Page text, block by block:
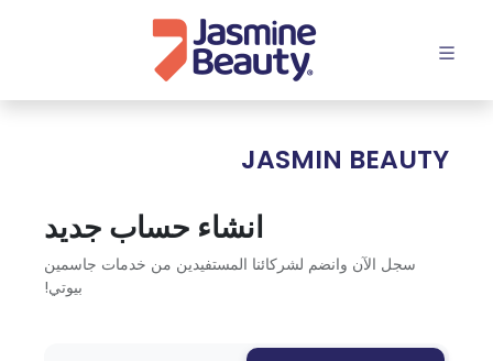
JASMIN BEAUTY
انشاء حساب جديد
سجل الآن وانضم لشركائنا المستفيدين من خدمات جاسمين
بيوتي!